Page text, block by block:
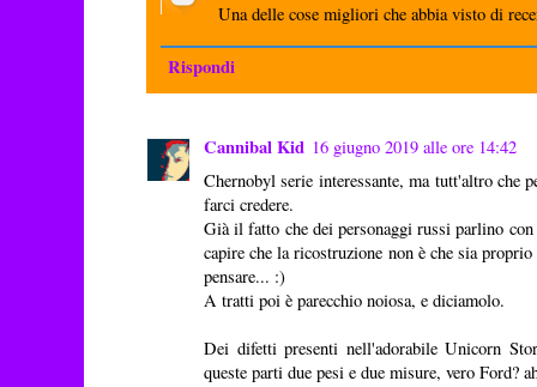
Una delle cose migliori che abbia visto di
Rispondi
Cannibal Kid 16 giugno 2019 alle ore 14:42
Chernobyl serie interessante, ma tutt'altro che
farci credere.
Già il fatto che dei personaggi russi parlino
capire che la ricostruzione non è che sia
pensare... :)
A tratti poi è parecchio noiosa, e diciamolo.
Dei difetti presenti nell'adorabile Unicorn
queste parti due pesi e due misure, vero Ford?